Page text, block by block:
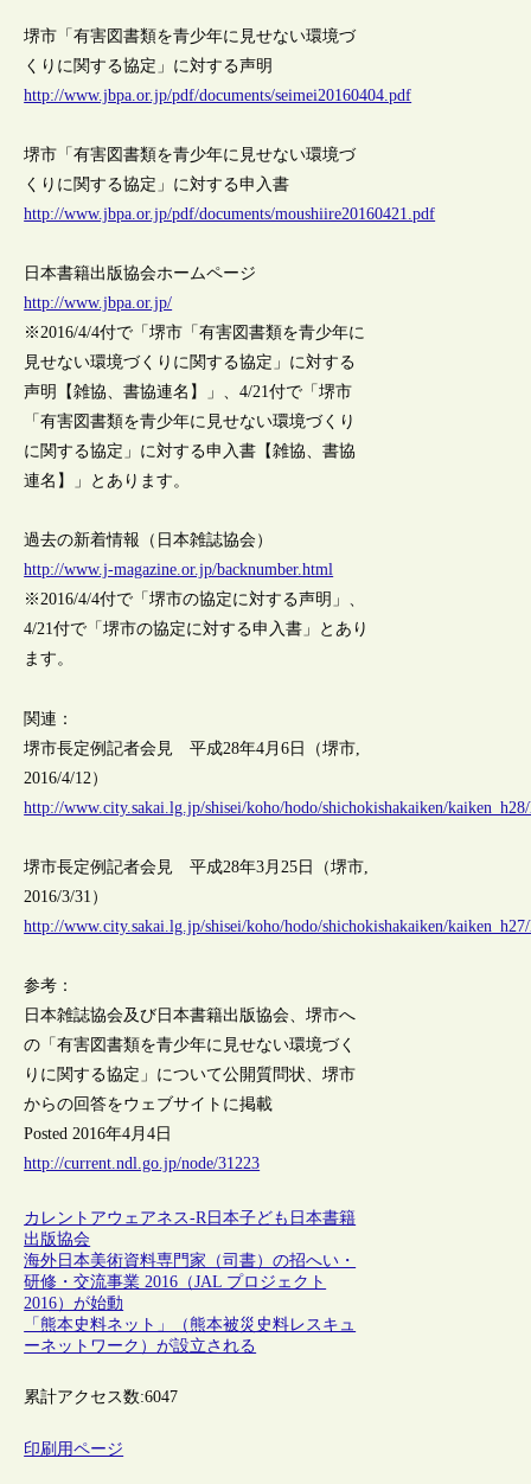
堺市「有害図書類を青少年に見せない環境づ
くりに関する協定」に対する声明
http://www.jbpa.or.jp/pdf/documents/seimei20160404.pdf
堺市「有害図書類を青少年に見せない環境づ
くりに関する協定」に対する申入書
http://www.jbpa.or.jp/pdf/documents/moushiire20160421.pdf
日本書籍出版協会ホームページ
http://www.jbpa.or.jp/
※2016/4/4付で「堺市「有害図書類を青少年に
見せない環境づくりに関する協定」に対する
声明【雑協、書協連名】」、4/21付で「堺市
「有害図書類を青少年に見せない環境づくり
に関する協定」に対する申入書【雑協、書協
連名】」とあります。
過去の新着情報（日本雑誌協会）
http://www.j-magazine.or.jp/backnumber.html
※2016/4/4付で「堺市の協定に対する声明」、
4/21付で「堺市の協定に対する申入書」とあり
ます。
関連：
堺市長定例記者会見 平成28年4月6日（堺市,
2016/4/12）
http://www.city.sakai.lg.jp/shisei/koho/hodo/shichokishakaiken/
堺市長定例記者会見 平成28年3月25日（堺市,
2016/3/31）
http://www.city.sakai.lg.jp/shisei/koho/hodo/shichokishakaiken/
参考：
日本雑誌協会及び日本書籍出版協会、堺市へ
の「有害図書類を青少年に見せない環境づく
りに関する協定」について公開質問状、堺市
からの回答をウェブサイトに掲載
Posted 2016年4月4日
http://current.ndl.go.jp/node/31223
カレントアウェアネス-R日本子ども 日本書籍
出版協会
海外日本美術資料専門家（司書）の招へい・
研修・交流事業 2016（JAL プロジェクト
2016）が始動
「熊本史料ネット」（熊本被災史料レスキュ
ーネットワーク）が設立される
累計アクセス数:6047
印刷用ページ